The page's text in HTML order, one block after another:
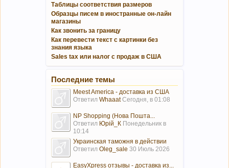
Таблицы соответствия размеров
Образцы писем в иностранные он-лайн
магазины
Как звонить за границу
Как перевести текст с картинки без
знания языка
Sales tax или налог с продаж в США
Последние темы
Meest America - доставка из США
Ответил Whaaat Сегодня, в 01:08
NP Shopping (Нова Пошта...
Ответил Юрій_К Понедельник в
10:14
Украинская таможня в действии
Ответил Oleg_sale 30 Июль 2026
EasyXpress отзывы - доставка из...